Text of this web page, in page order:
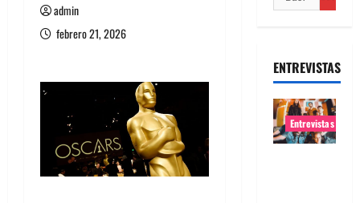
admin
febrero 21, 2026
ENTREVISTAS
Entrevistas